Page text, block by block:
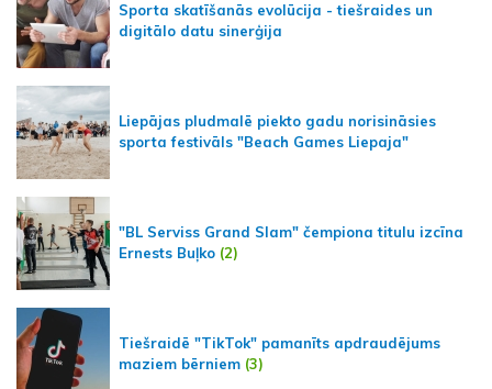
Sporta skatīšanās evolūcija - tiešraides un
digitālo datu sinerģija
Liepājas pludmalē piekto gadu norisināsies
sporta festivāls "Beach Games Liepaja"
"BL Serviss Grand Slam" čempiona titulu izcīna
Ernests Buļko (2)
Tiešraidē "TikTok" pamanīts apdraudējums
maziem bērniem (3)